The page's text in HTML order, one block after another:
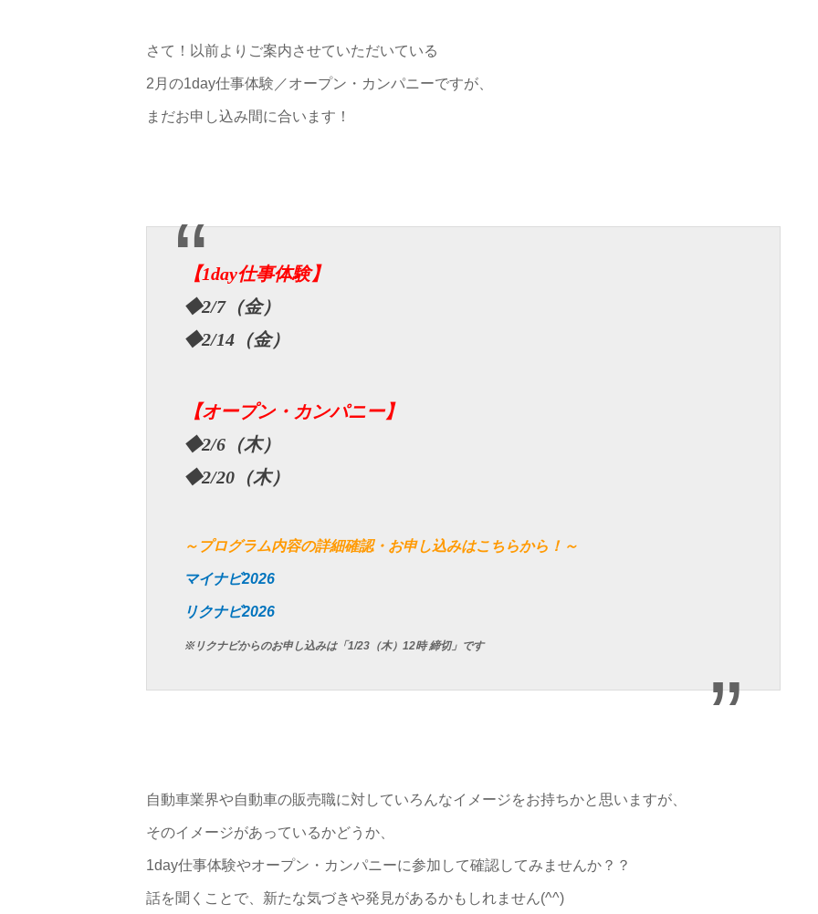
さて！以前よりご案内させていただいている
2月の1day仕事体験／オープン・カンパニーですが、
まだお申し込み間に合います！
【1day仕事体験】
◆2/7（金）
◆2/14（金）
【オープン・カンパニー】
◆2/6（木）
◆2/20（木）
～プログラム内容の詳細確認・お申し込みはこちらから！～
マイナビ2026
リクナビ2026
※リクナビからのお申し込みは「1/23（木）12時 締切」です
自動車業界や自動車の販売職に対していろんなイメージをお持ちかと思いますが、
そのイメージがあっているかどうか、
1day仕事体験やオープン・カンパニーに参加して確認してみませんか？？
話を聞くことで、新たな気づきや発見があるかもしれません(^^)